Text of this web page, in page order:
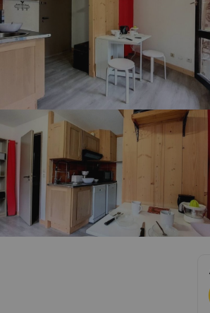
con tu búsqueda. Prueba a modificar
En cuanto encuentre su brújula vuelve.